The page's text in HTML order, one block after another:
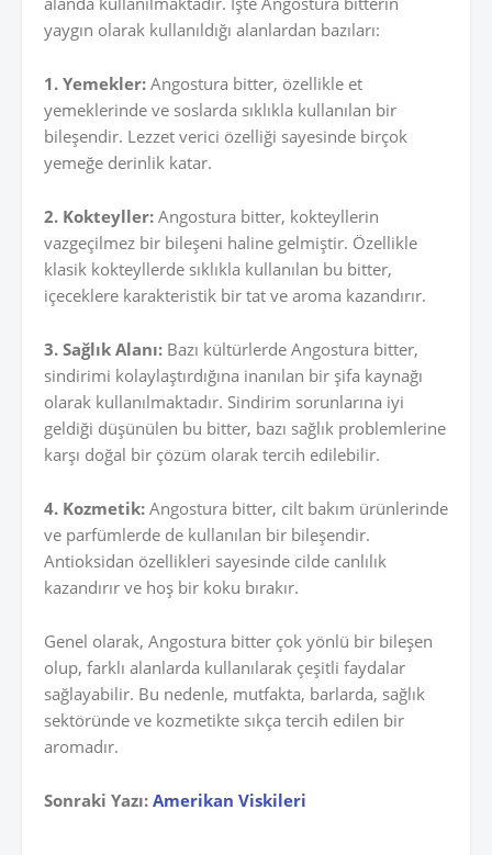
yaygın olarak kullanıldığı alanlardan bazıları:
1. Yemekler: Angostura bitter, özellikle et
yemeklerinde ve soslarda sıklıkla kullanılan bir
bileşendir. Lezzet verici özelliği sayesinde birçok
yemeğe derinlik katar.
2. Kokteyller: Angostura bitter, kokteyllerin
vazgeçilmez bir bileşeni haline gelmiştir. Özellikle
klasik kokteyllerde sıklıkla kullanılan bu bitter,
içeceklere karakteristik bir tat ve aroma kazandırır.
3. Sağlık Alanı: Bazı kültürlerde Angostura bitter,
sindirimi kolaylaştırdığına inanılan bir şifa kaynağı
olarak kullanılmaktadır. Sindirim sorunlarına iyi
geldiği düşünülen bu bitter, bazı sağlık problemlerine
karşı doğal bir çözüm olarak tercih edilebilir.
4. Kozmetik: Angostura bitter, cilt bakım ürünlerinde
ve parfümlerde de kullanılan bir bileşendir.
Antioksidan özellikleri sayesinde cilde canlılık
kazandırır ve hoş bir koku bırakır.
Genel olarak, Angostura bitter çok yönlü bir bileşen
olup, farklı alanlarda kullanılarak çeşitli faydalar
sağlayabilir. Bu nedenle, mutfakta, barlarda, sağlık
sektöründe ve kozmetikte sıkça tercih edilen bir
aromadır.
Sonraki Yazı: Amerikan Viskileri